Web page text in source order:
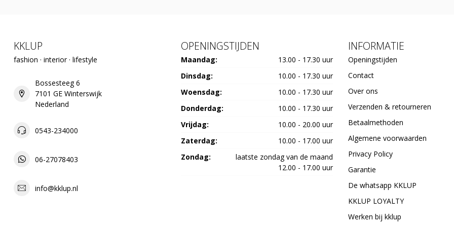
KKLUP
fashion · interior · lifestyle
Bossesteeg 6
7101 GE Winterswijk
Nederland
0543-234000
06-27078403
info@kklup.nl
OPENINGSTIJDEN
Maandag:
13.00 - 17.30 uur
Dinsdag:
10.00 - 17.30 uur
Woensdag:
10.00 - 17.30 uur
Donderdag:
10.00 - 17.30 uur
Vrijdag:
10.00 - 20.00 uur
Zaterdag:
10.00 - 17.00 uur
Zondag:
laatste zondag van de maand
12.00 - 17.00 uur
INFORMATIE
Openingstijden
Contact
Over ons
Verzenden & retourneren
Betaalmethoden
Algemene voorwaarden
Privacy Policy
Garantie
De whatsapp KKLUP
KKLUP LOYALTY
Werken bij kklup